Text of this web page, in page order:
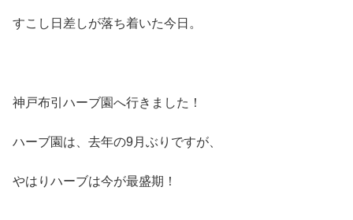
すこし日差しが落ち着いた今日。
神戸布引ハーブ園へ行きました！
ハーブ園は、去年の9月ぶりですが、
やはりハーブは今が最盛期！